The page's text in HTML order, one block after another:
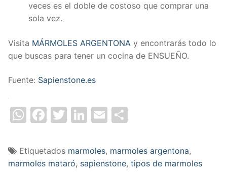
veces es el doble de costoso que comprar una
sola vez.
Visita MÁRMOLES ARGENTONA y encontrarás todo lo
que buscas para tener un cocina de ENSUEÑO.
Fuente: Sapienstone.es
SummaryWhatsApp
Facebook
Twitter
LinkedIn
Email
Etiquetados marmoles, marmoles argentona,
marmoles mataró, sapienstone, tipos de marmoles